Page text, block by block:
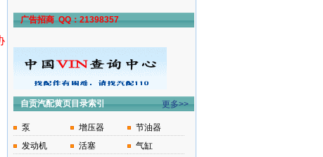
广告招商 QQ：21398357
自贡汽配黄页目录索引 更多>>
泵 增压器
节油器
发动机
活塞
气缸